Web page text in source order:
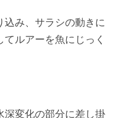
込み、サラシの動きに
ルアーを魚にじっく
深変化の部分に差し掛